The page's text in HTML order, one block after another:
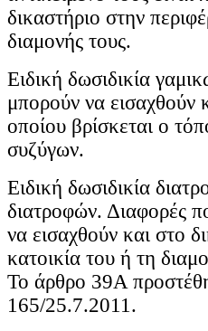
δικαστήριο στην
διαμονής τους.
Ειδική δωσιδικία
μπορούν να εισαχθούν
οποίου βρίσκεται ο
συζύγων.
Ειδική δωσιδικία
διατροφών. Διαφορές
να εισαχθούν και στο
κατοικία του ή τη
Το άρθρο 39Α
165/25.7.2011.